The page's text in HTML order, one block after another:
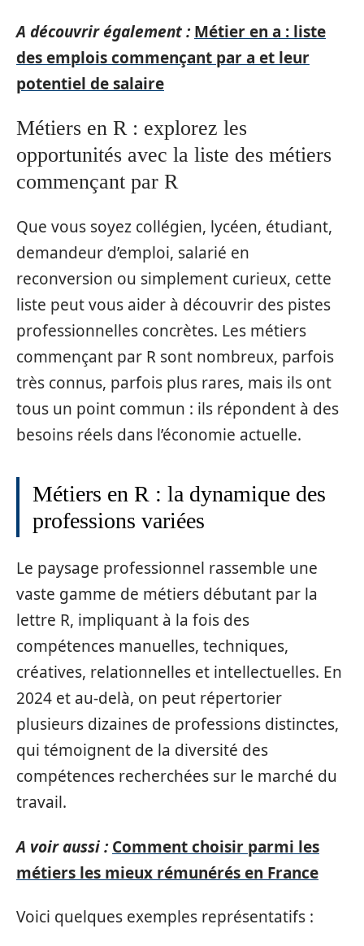
A découvrir également : Métier en a : liste
des emplois commençant par a et leur
potentiel de salaire
Métiers en R : explorez les
opportunités avec la liste des métiers
commençant par R
Que vous soyez collégien, lycéen, étudiant,
demandeur d’emploi, salarié en
reconversion ou simplement curieux, cette
liste peut vous aider à découvrir des pistes
professionnelles concrètes. Les métiers
commençant par R sont nombreux, parfois
très connus, parfois plus rares, mais ils ont
tous un point commun : ils répondent à des
besoins réels dans l’économie actuelle.
Métiers en R : la dynamique des
professions variées
Le paysage professionnel rassemble une
vaste gamme de métiers débutant par la
lettre R, impliquant à la fois des
compétences manuelles, techniques,
créatives, relationnelles et intellectuelles. En
2024 et au-delà, on peut répertorier
plusieurs dizaines de professions distinctes,
qui témoignent de la diversité des
compétences recherchées sur le marché du
travail.
A voir aussi : Comment choisir parmi les
métiers les mieux rémunérés en France
Voici quelques exemples représentatifs :